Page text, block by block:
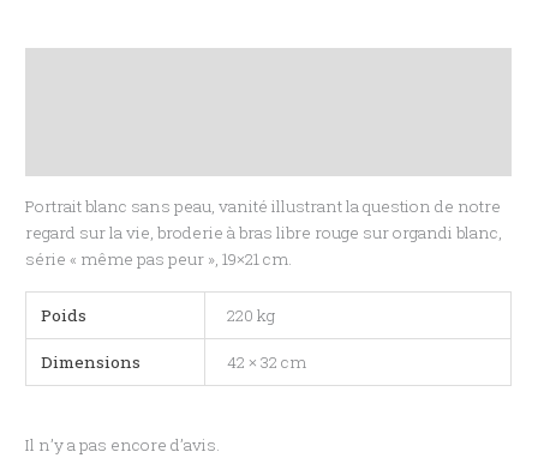
Portrait blanc sans peau, vanité illustrant la question de notre
regard sur la vie, broderie à bras libre rouge sur organdi blanc,
série « même pas peur », 19×21 cm.
Poids 220 kg
Dimensions 42 × 32 cm
Il n’y a pas encore d’avis.